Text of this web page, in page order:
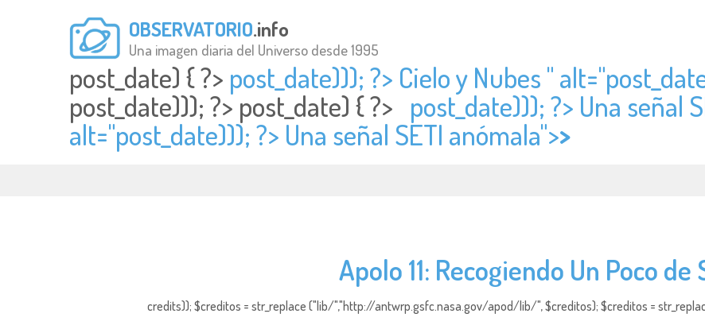
OBSERVATORIO.info
Una imagen diaria del Universo desde 1995
post_date) { ?> post_date))); ?> Cielo y Nubes " alt="
post_date))); ?> post_date) { ?> post_date))); ?> Una señal
alt="post_date))); ?> Una señal SETI anómala">>
Apolo 11: Recogiendo Un Poco de
credits)); $creditos = str_replace ("lib/","http://antwrp.gsfc.nasa.gov/apod/lib/", $creditos); $creditos =